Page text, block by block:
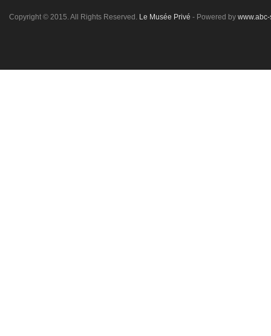
Copyright © 2015. All Rights Reserved. Le Musée Privé - Powered by